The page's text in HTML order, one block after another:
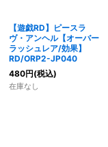
【遊戯RD】ピースラ
ヴ・アンヘル【オーバー
ラッシュレア/効果】
RD/ORP2-JP040
480円(税込)
在庫なし